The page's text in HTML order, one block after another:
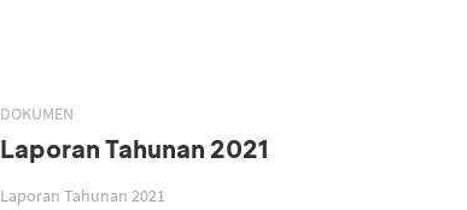
DOKUMEN
Laporan Tahunan 2021
Laporan Tahunan 2021